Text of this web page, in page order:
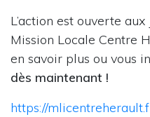
L’action est ouverte
Mission Locale Centre
en savoir plus ou vous
dès maintenant !
https://